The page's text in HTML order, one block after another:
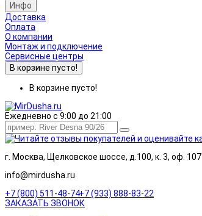
Инфо
Доставка
Оплата
О компании
Монтаж и подключение
Сервисные центры
В корзине пусто!
В корзине пусто!
Ежедневно с 9:00 до 21:00
г. Москва, Щелковское шоссе, д.100, к. 3, оф. 107
info@mirdusha.ru
+7 (800) 511-48-74+7 (933) 888-83-22
ЗАКАЗАТЬ ЗВОНОК